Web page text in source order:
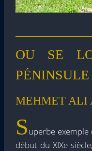
OU SE
MEHMET ALI
Superbe exemple
début du XIXe